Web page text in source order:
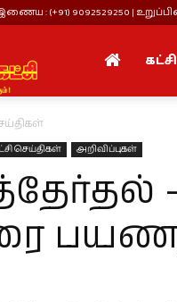
: (+91) 9092529250 |
நாம்
தமிழர்
கட்சி
கட்சி
செய்திகள் அறிவிப்புகள்